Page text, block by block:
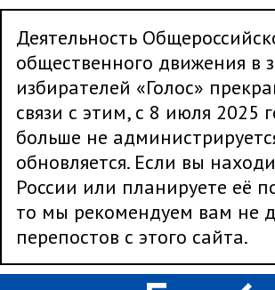
Деятельность
общественного движения в
избирателей «Голос»
связи с этим, с 8 июля 2025
больше не
обновляется. Если вы
России или планируете её
то мы рекомендуем вам не
перепостов с этого сайта.